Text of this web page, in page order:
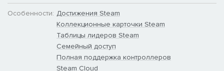
Особенности: Достижения Steam
Коллекционные карточки Steam
Таблицы лидеров Steam
Семейный доступ
Полная поддержка контроллеров
Steam Cloud